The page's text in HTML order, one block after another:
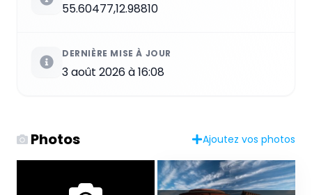
55.60477,12.98810
DERNIÈRE MISE À JOUR
3 août 2026 à 16:08
Photos Ajoutez vos photos